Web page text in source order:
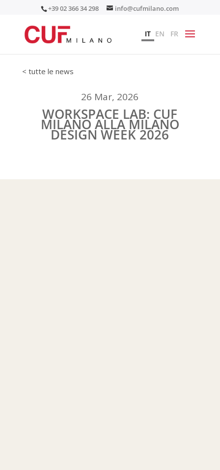
+39 02 366 34 298 info@cufmilano.com
IT EN FR
< tutte le news
26 Mar, 2026
WORKSPACE LAB: CUF
MILANO ALLA MILANO
DESIGN WEEK 2026